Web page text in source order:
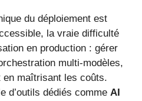
du déploiement est
la vraie difficulté
en production : gérer
multi-modèles,
maîtrisant les coûts.
d’outils dédiés comme AI